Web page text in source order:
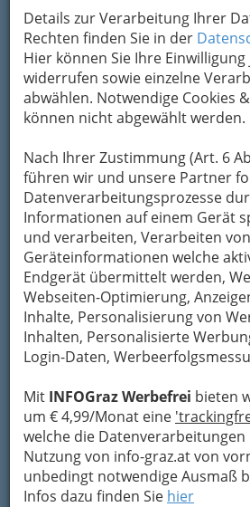
Details zur Verarbeitung Ihrer
Rechten finden Sie in der
Hier können Sie Ihre
widerrufen sowie einzelne
abwählen. Notwendige Cookies
können nicht abgewählt werden.
Nach Ihrer Zustimmung (Art. 6
führen wir und unsere Partner
Datenverarbeitungsprozesse
Informationen auf einem Gerät
und verarbeiten, Verarbeiten von
Geräteinformationen welche
Endgerät übermittelt werden,
Webseiten-Optimierung,
Inhalte, Personalisierung von
Inhalten, Personalisierte
Login-Daten,
Mit INFOGraz Werbefrei bieten
um € 4,99/Monat eine
welche die Datenverarbeitungen
Nutzung von info-graz.at von
unbedingt notwendige Ausmaß
Infos dazu finden Sie hier
Karte
Adresse mit Google Maps
Kontaktaufnahme
Um die Info-Graz Firmenvor
bewahren , verwenden wir an
Übermittlung Ihrer
Formular. Ihre Nachricht
Absenden umgehend per
Unternehmen Neue
weitergeleitet.
Mein Name
Mein Betreff